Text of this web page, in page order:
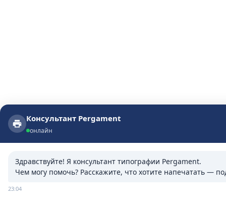
Консультант Pergament
онлайн
Здравствуйте! Я консультант типографии Pergament.
Чем могу помочь? Расскажите, что хотите напечатать —
23:04
Консультант Pergament